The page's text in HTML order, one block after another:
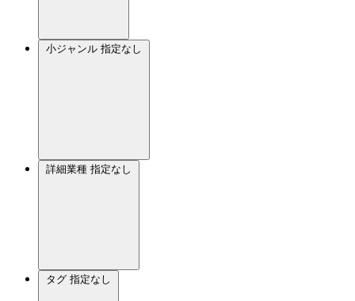
小ジャンル 指定なし
詳細業種 指定なし
タグ 指定なし